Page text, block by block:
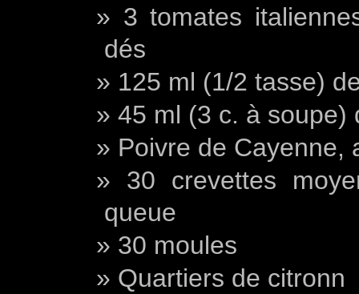
3 tomates
dés
125 ml (1/2 tasse)
45 ml (3 c. à soupe)
Poivre de Cayenne,
30 crevettes
queue
30 moules
Quartiers de citronn